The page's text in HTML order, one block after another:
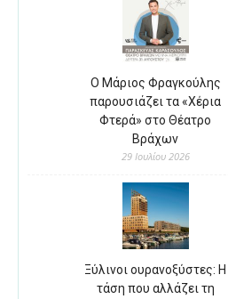
Ο Μάριος Φραγκούλης
παρουσιάζει τα «Χέρια
Φτερά» στο Θέατρο
Βράχων
29 Ιουλίου 2026
Ξύλινοι ουρανοξύστες: Η
τάση που αλλάζει τη